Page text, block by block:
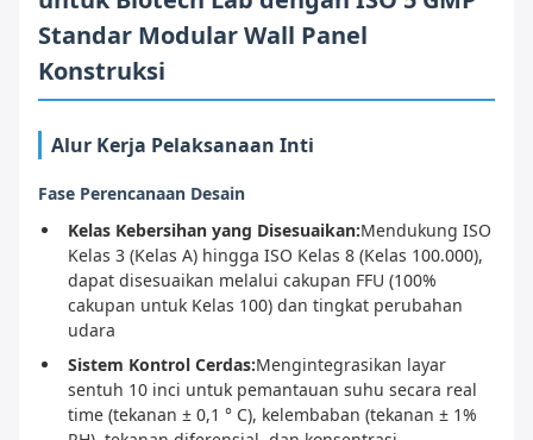
Standar Modular Wall Panel
Konstruksi
Alur Kerja Pelaksanaan Inti
Fase Perencanaan Desain
Kelas Kebersihan yang Disesuaikan:Mendukung ISO
Kelas 3 (Kelas A) hingga ISO Kelas 8 (Kelas 100.000),
dapat disesuaikan melalui cakupan FFU (100%
cakupan untuk Kelas 100) dan tingkat perubahan
udara
Sistem Kontrol Cerdas:Mengintegrasikan layar
sentuh 10 inci untuk pemantauan suhu secara real
time (tekanan ± 0,1 ° C), kelembaban (tekanan ± 1%